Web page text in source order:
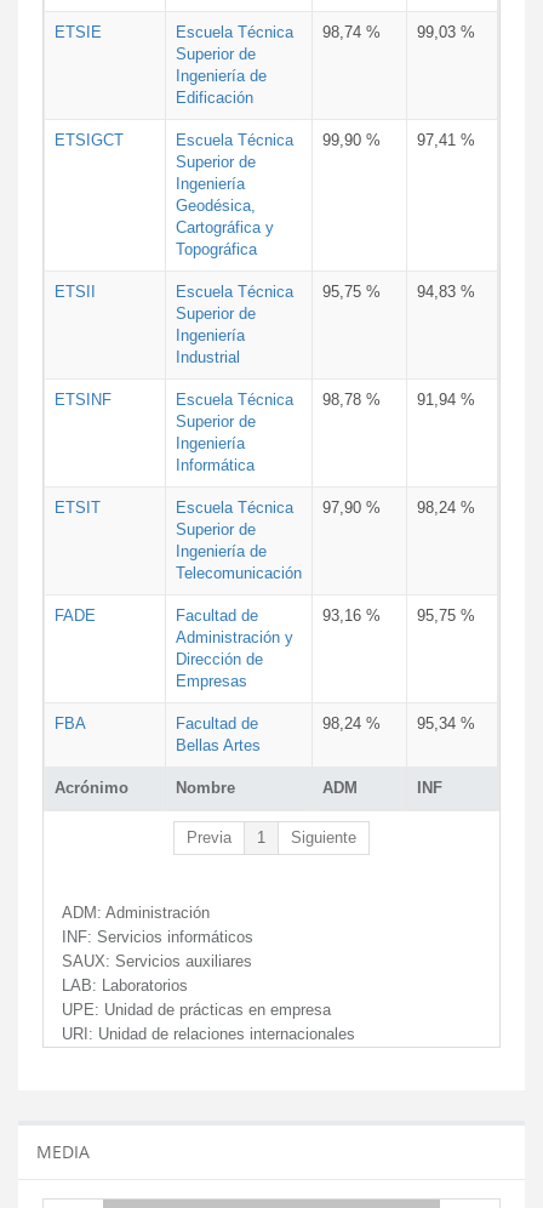
Acrónimo Nombre ADM INF
ETSIE
Escuela Técnica
Superior de
Ingeniería de
Edificación
98,74 % 99,03 %
ETSIGCT
Escuela Técnica
Superior de
Ingeniería
Geodésica,
Cartográfica y
Topográfica
99,90 % 97,41 %
ETSII
Escuela Técnica
Superior de
Ingeniería
Industrial
95,75 % 94,83 %
ETSINF
Escuela Técnica
Superior de
Ingeniería
Informática
98,78 % 91,94 %
ETSIT
Escuela Técnica
Superior de
Ingeniería de
Telecomunicación
97,90 % 98,24 %
FADE
Facultad de
Administración y
Dirección de
Empresas
93,16 % 95,75 %
FBA
Facultad de
Bellas Artes
98,24 % 95,34 %
Previa 1 Siguiente
ADM: Administración
INF: Servicios informáticos
SAUX: Servicios auxiliares
LAB: Laboratorios
UPE: Unidad de prácticas en empresa
URI: Unidad de relaciones internacionales
MEDIA